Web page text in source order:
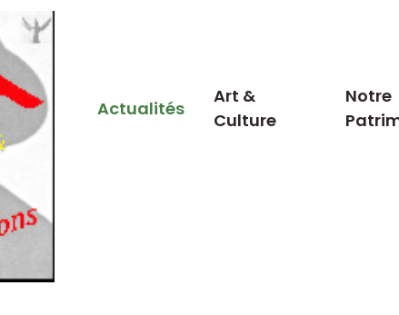
Actualités
Art &
Culture
Notre